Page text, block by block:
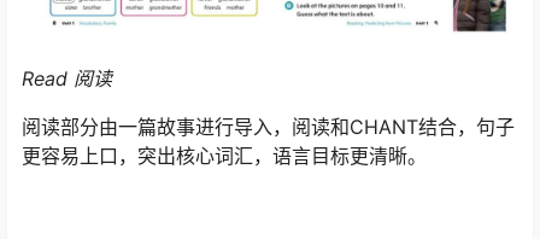
Read 阅读
阅读部分由一篇故事进行导入，阅读和CHANT结合，句子
更容易上口，突出核心词汇，语言目标更清晰。